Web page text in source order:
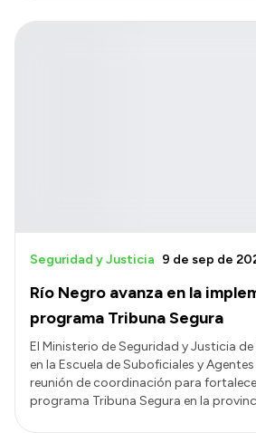
Río Negro avanza en la
programa Tribuna Segura
Seguridad y Justicia 9 de sep de
El Ministerio de Seguridad y Justicia
en la Escuela de Suboficiales y
reunión de coordinación para
programa Tribuna Segura en la